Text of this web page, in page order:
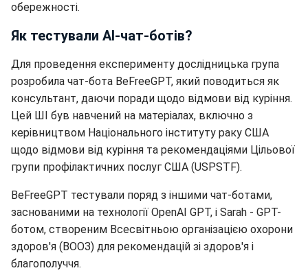
обережності.
Як тестували АІ-чат-ботів?
Для проведення експерименту дослідницька група
розробила чат-бота BeFreeGPT, який поводиться як
консультант, даючи поради щодо відмови від куріння.
Цей ШІ був навчений на матеріалах, включно з
керівництвом Національного інституту раку США
щодо відмови від куріння та рекомендаціями Цільової
групи профілактичних послуг США (USPSTF).
BeFreeGPT тестували поряд з іншими чат-ботами,
заснованими на технології OpenAI GPT, і Sarah - GPT-
ботом, створеним Всесвітньою організацією охорони
здоров'я (ВООЗ) для рекомендацій зі здоров'я і
благополуччя.